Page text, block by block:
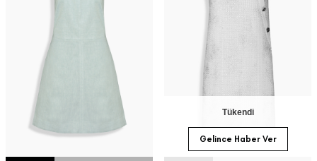
Tükendi
Gelince Haber Ver